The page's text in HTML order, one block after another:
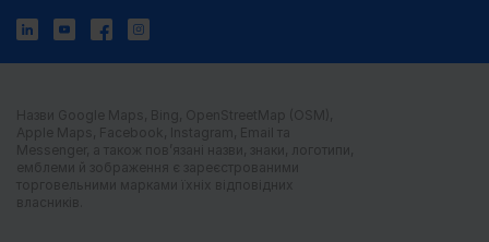
Назви Google Maps, Bing, OpenStreetMap (OSM),
Apple Maps, Facebook, Instagram, Email та
Messenger, а також пов’язані назви, знаки, логотипи,
емблеми й зображення є зареєстрованими
торговельними марками їхніх відповідних
власників.